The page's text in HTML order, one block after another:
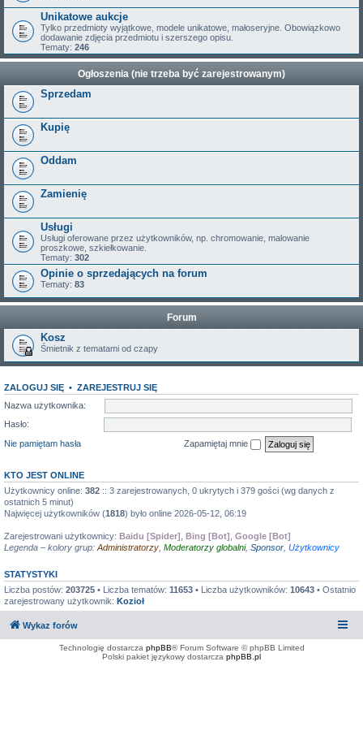
Unikatowe aukcje
Tylko przedmioty wyjątkowe, modele unikatowe, małoseryjne. Obowiązkowo
dodawanie zdjęcia przedmiotu i szerszego opisu.
Tematy: 246
Ogłoszenia (nie trzeba być zarejestrowanym)
Sprzedam
Kupię
Oddam
Zamienię
Usługi
Usługi oferowane przez użytkowników, np. chromowanie, malowanie
proszkowe, szkiełkowanie.
Tematy: 302
Opinie o sprzedających na forum
Tematy: 83
Forum
Kosz
Śmietnik z tematami od czapy
ZALOGUJ SIĘ • ZAREJESTRUJ SIĘ
Nazwa użytkownika:
Hasło:
Nie pamiętam hasła
Zapamiętaj mnie
KTO JEST ONLINE
Użytkownicy online: 382 :: 3 zarejestrowanych, 0 ukrytych i 379 gości (wg danych z
ostatnich 5 minut)
Najwięcej użytkowników (1818) było online 2026-05-12, 06:19
Zarejestrowani użytkownicy: Baidu [Spider] Bing [Bot] Google [Bot]
Legenda – kolory grup: Administratorzy Moderatorzy globalni, Sponsor Użytkownicy
STATYSTYKI
Liczba postów: 203725 • Liczba tematów: 11653 • Liczba użytkowników: 10643 • Ostatnio
zarejestrowany użytkownik: Kozioł
Wykaz forów
Technologię dostarcza phpBB® Forum Software © phpBB Limited
Polski pakiet językowy dostarcza phpBB.pl